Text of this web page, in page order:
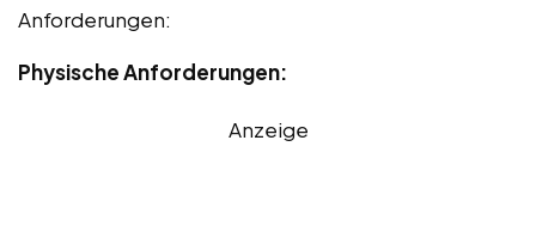
Anforderungen:
Physische Anforderungen:
Anzeige